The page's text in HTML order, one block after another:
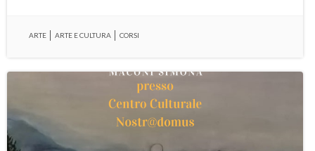
ARTE ARTE E CULTURA CORSI